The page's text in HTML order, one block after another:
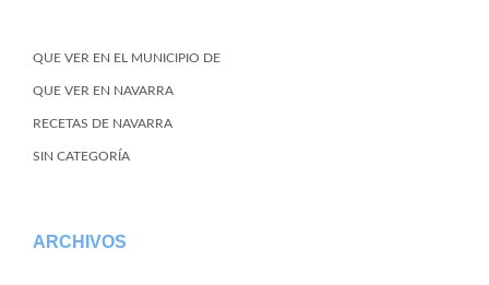
QUE VER EN EL MUNICIPIO DE
QUE VER EN NAVARRA
RECETAS DE NAVARRA
SIN CATEGORÍA
ARCHIVOS